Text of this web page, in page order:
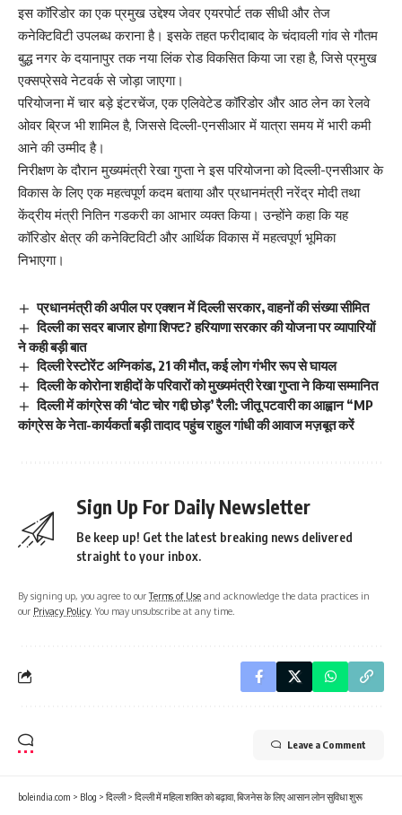
इस कॉरिडोर का एक प्रमुख उद्देश्य जेवर एयरपोर्ट तक सीधी और तेज
कनेक्टिविटी उपलब्ध कराना है। इसके तहत फरीदाबाद के चंदावली गांव से गौतम
बुद्ध नगर के दयानापुर तक नया लिंक रोड विकसित किया जा रहा है, जिसे प्रमुख
एक्सप्रेसवे नेटवर्क से जोड़ा जाएगा।
परियोजना में चार बड़े इंटरचेंज, एक एलिवेटेड कॉरिडोर और आठ लेन का रेलवे
ओवर ब्रिज भी शामिल है, जिससे दिल्ली-एनसीआर में यात्रा समय में भारी कमी
आने की उम्मीद है।
निरीक्षण के दौरान मुख्यमंत्री रेखा गुप्ता ने इस परियोजना को दिल्ली-एनसीआर के
विकास के लिए एक महत्वपूर्ण कदम बताया और प्रधानमंत्री नरेंद्र मोदी तथा
केंद्रीय मंत्री नितिन गडकरी का आभार व्यक्त किया। उन्होंने कहा कि यह
कॉरिडोर क्षेत्र की कनेक्टिविटी और आर्थिक विकास में महत्वपूर्ण भूमिका
निभाएगा।
प्रधानमंत्री की अपील पर एक्शन में दिल्ली सरकार, वाहनों की संख्या सीमित
दिल्ली का सदर बाजार होगा शिफ्ट? हरियाणा सरकार की योजना पर व्यापारियों
ने कही बड़ी बात
दिल्ली रेस्टोरेंट अग्निकांड, 21 की मौत, कई लोग गंभीर रूप से घायल
दिल्ली के कोरोना शहीदों के परिवारों को मुख्यमंत्री रेखा गुप्ता ने किया सम्मानित
दिल्ली में कांग्रेस की ‘वोट चोर गद्दी छोड़’ रैली: जीतू पटवारी का आह्वान “MP
कांग्रेस के नेता-कार्यकर्ता बड़ी तादाद पहुंच राहुल गांधी की आवाज मज़बूत करें
Sign Up For Daily Newsletter
Be keep up! Get the latest breaking news delivered
straight to your inbox.
By signing up, you agree to ourTerms of Use and acknowledge the data practices in
our Privacy Policy. You may unsubscribe at any time.
Leave a Comment
boleindia.com > Blog > दिल्ली> दिल्ली में महिला शक्ति को बढ़ावा, बिजनेस के लिए आसान लोन सुविधा शुरू